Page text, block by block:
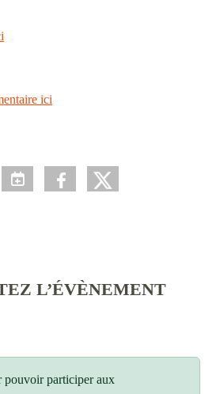
ici
L’ÉVÈNEMENT
pouvoir participer aux